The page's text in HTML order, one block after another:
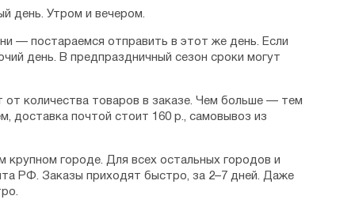
день. Утром и вечером.
— постараемся отправить в этот же день. Если
день. В предпраздничный сезон сроки могут
от количества товаров в заказе. Чем больше — тем
доставка почтой стоит 160 р., самовывоз из
крупном городе. Для всех остальных городов и
РФ. Заказы приходят быстро, за 2–7 дней. Даже